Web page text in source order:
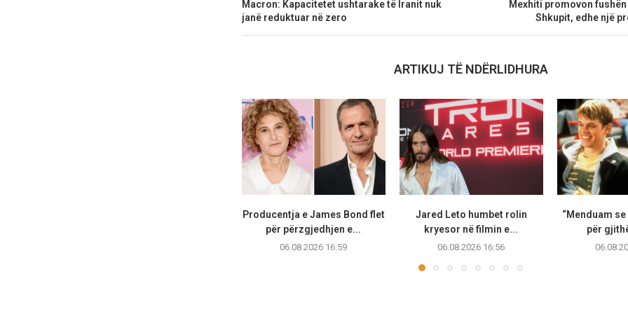
Macron: Kapacitetet ushtarake të Iranit nuk
janë reduktuar në zero
Mexhiti promovon
Shkupit, edhe një
ARTIKUJ TË NDËRLIDHURA
Producentja e James Bond flet
për përzgjedhjen e...
06.08.2026 16:59
Jared Leto humbet rolin
kryesor në filmin e...
06.08.2026 16:56
“Menduam
për